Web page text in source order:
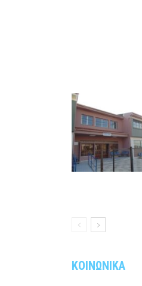
ΚΟΙΝΩΝΙΚΑ